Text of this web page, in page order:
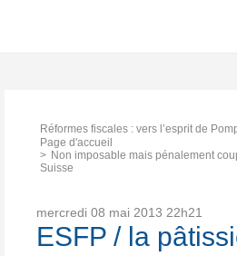
Réformes fiscales : vers l’esprit de
Page d'accueil
Non imposable mais pénalement
Suisse
mercredi 08 mai 2013 22h21
ESFP / la